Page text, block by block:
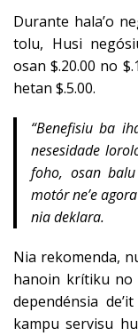
Durante hala’o
tolu, Husi
osan $.20.00 no
hetan $.5.00.
“Benefisiu ba
nesesidade
foho, osan
motór ne’e
nia deklara.
Nia rekomenda,
hanoin krítiku no
dependénsia
kampu servisu